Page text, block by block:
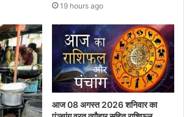
19 hours ago
आज 08 अगस्त 2026‌ शनिवार का